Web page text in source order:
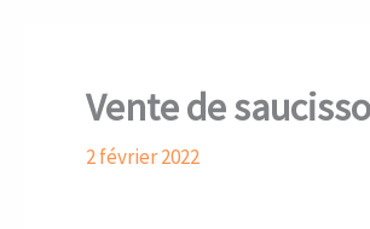
Vente de
2 février 2022